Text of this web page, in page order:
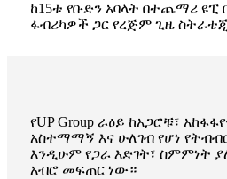
ከ15ቱ የቡድን አባላት በተጨማሪ ዩፒ
ፋብሪካዎች ጋር የረጅም ጊዜ
የUP Group ራዕይ ከአጋሮቹ፣
አስተማማኝ እና ሁለገብ የሆነ
እንዲሁም የጋራ እድገት፣ ስምምነት
አብሮ መፍጠር ነው።